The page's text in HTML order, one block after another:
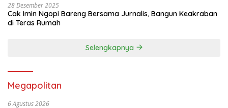
28 Desember 2025
Cak Imin Ngopi Bareng Bersama Jurnalis, Bangun Keakraban
di Teras Rumah
Selengkapnya
Megapolitan
6 Agustus 2026